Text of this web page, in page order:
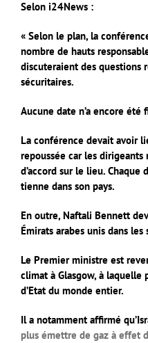
Selon i24News :
« Selon le plan, la
nombre de hauts
discuteraient des questions
sécuritaires.
Aucune date n’a encore été
La conférence devait avoir
repoussée car les dirigeants
d’accord sur le lieu. Chaque
tienne dans son pays.
En outre, Naftali Bennett
Émirats arabes unis dans les
Le Premier ministre est
climat à Glasgow, à
d’Etat du monde entier.
Il a notamment affirmé
plus émettre de gaz à effet